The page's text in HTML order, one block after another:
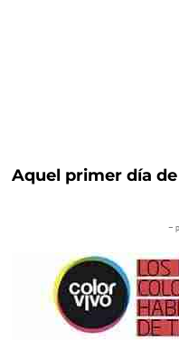
Aquel primer día
–